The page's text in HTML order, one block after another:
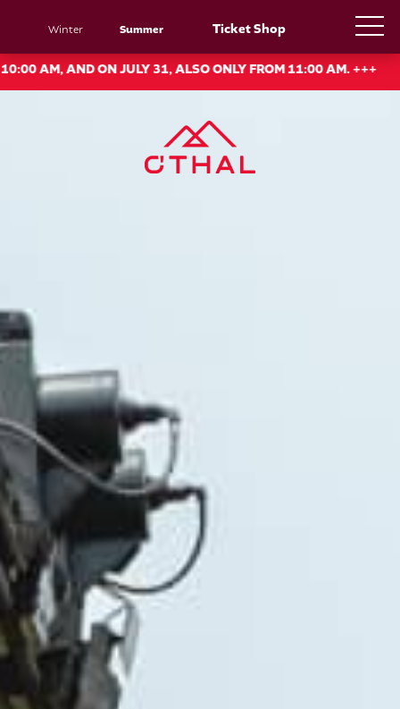
Winter Summer Ticket Shop
AND ON JULY 31, ALSO ONLY FROM 11:00 AM. +++ +++